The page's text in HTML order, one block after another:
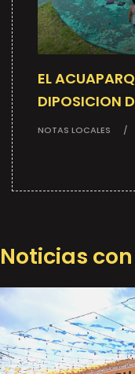
EL
DIPOSICION
NOTAS LOCALES
Noticias